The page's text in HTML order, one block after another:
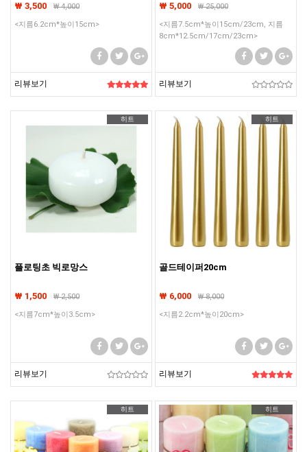
₩ 3,500 ₩4,000
<지름6.2cm*높이15cm>
리뷰보기
₩ 5,000 ₩25,000
<지름7.5cm*높이15cm/23cm, 지름
8cm*12.5cm/17cm/23cm>
리뷰보기
히트
플로팅초 빅로망스
₩ 1,500 ₩2,500
<지름7cm*높이3.5cm>
리뷰보기
히트
골드테이퍼20cm
₩ 6,000 ₩8,000
<지름2.2cm*높이20cm>
리뷰보기
히트 히트